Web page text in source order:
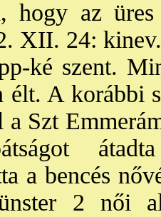
hogy az
XII. 24:
ké szent.
élt. A korábbi
a Szt
átadta
a bencés
2 női